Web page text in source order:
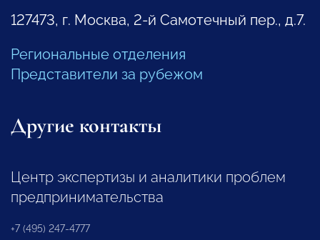
127473, г. Москва, 2-й Самотечный пер., д.7.
Региональные отделения
Представители за рубежом
Другие контакты
Центр экспертизы и аналитики проблем
предпринимательства
+7 (495) 247-4777